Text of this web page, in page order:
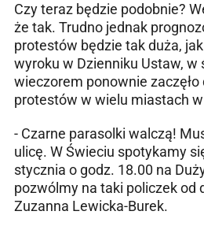
Czy teraz będzie podobnie?
że tak. Trudno jednak
protestów będzie tak duża,
wyroku w Dzienniku Ustaw, w
wieczorem ponownie zaczęło
protestów w wielu miastach
- Czarne parasolki walczą!
ulicę. W Świeciu spotykamy
stycznia o godz. 18.00 na
pozwólmy na taki policzek od
Zuzanna Lewicka-Burek.